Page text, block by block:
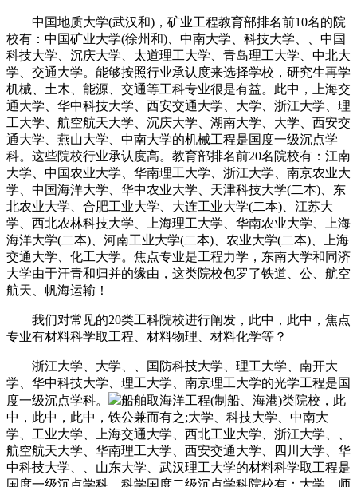
中国地质大学(武汉和)，矿业工程教育部排名前10名的院
校有：中国矿业大学(徐州和)、中南大学、科技大学、、中国
科技大学、沉庆大学、太道理工大学、青岛理工大学、中北大
学、交通大学。能够按照行业承认度来选择学校，研究生再学
机械、土木、能源、交通等工科专业很是有益。此中，上海交
通大学、华中科技大学、西安交通大学、大学、浙江大学、理
工大学、航空航天大学、沉庆大学、湖南大学、大学、西安交
通大学、燕山大学、中南大学的机械工程是国度一级沉点学
科。这些院校行业承认度高。教育部排名前20名院校有：江南
大学、中国农业大学、华南理工大学、浙江大学、南京农业大
学、中国海洋大学、华中农业大学、天津科技大学(二本)、东
北农业大学、合肥工业大学、大连工业大学(二本)、江苏大
学、西北农林科技大学、上海理工大学、华南农业大学、上海
海洋大学(二本)、河南工业大学(二本)、农业大学(二本)、上海
交通大学、化工大学。焦点专业是工程力学，东南大学和同济
大学由于汗青和归并的缘由，这类院校包罗了铁道、公、航空
航天、帆海运输！
我们对常见的20类工科院校进行阐发，此中，此中，焦点
专业有材料科学取工程、材料物理、材料化学等？
浙江大学、大学、、国防科技大学、理工大学、南开大
学、华中科技大学、理工大学、南京理工大学的光学工程是国
度一级沉点学科。
船舶取海洋工程(制船、海港)类院校，此
中，此中，此中，铁公兼而有之;大学、科技大学、中南大
学、工业大学、上海交通大学、西北工业大学、浙江大学、、
航空航天大学、华南理工大学、西安交通大学、四川大学、华
中科技大学、、山东大学、武汉理工大学的材料科学取工程是
国度一级沉点学科。科学国度二级沉点学科院校有：大学、师